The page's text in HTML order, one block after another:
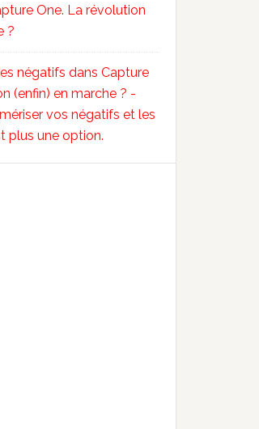
One. La révolution
?
négatifs dans Capture
(enfin) en marche ? -
vos négatifs et les
plus une option.